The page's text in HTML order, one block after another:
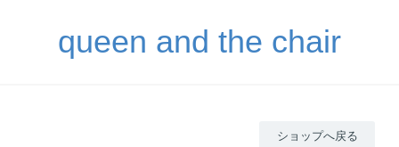
queen and the chair
ショップへ戻る